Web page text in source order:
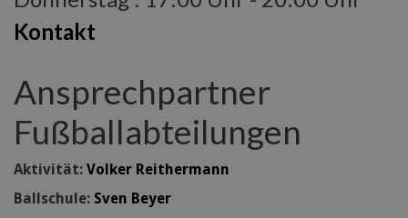
Kontakt
Ansprechpartner
Fußballabteilungen
Aktivität: Volker Reithermann
Ballschule: Sven Beyer